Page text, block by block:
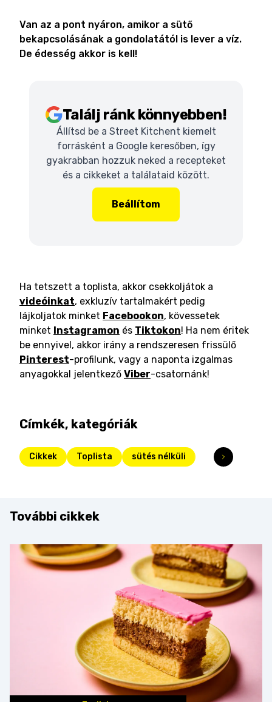
Van az a pont nyáron, amikor a sütő
bekapcsolásának a gondolatától is lever a víz.
De édesség akkor is kell!
Találj ránk könnyebben!
Állítsd be a Street Kitchent kiemelt
forrásként a Google keresőben, így
gyakrabban hozzuk neked a recepteket
és a cikkeket a találataid között.
Beállítom
Ha tetszett a toplista, akkor csekkoljátok a
videóinkat, exkluzív tartalmakért pedig
lájkoljatok minket Facebookon, kövessetek
minket Instagramon és Tiktokon! Ha nem éritek
be ennyivel, akkor irány a rendszeresen frissülő
Pinterest-profilunk, vagy a naponta izgalmas
anyagokkal jelentkező Viber-csatornánk!
Címkék, kategóriák
Cikkek Toplista sütés nélküli
További cikkek